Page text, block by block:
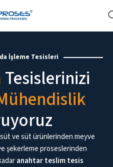
İşleme Tesisleri
Tesislerinizi
süt ve süt ürünlerinden meyve
şekerleme proseslerinden
anahtar teslim tesis